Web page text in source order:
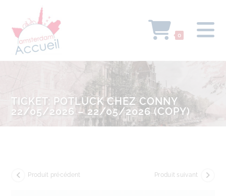
0
TICKET: POTLUCK CHEZ CONNY
22/05/2026 – 22/05/2026 (COPY)
Produit précédent Produit suivant